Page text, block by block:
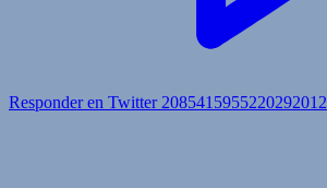
Responder en Twitter 2085415955220292012